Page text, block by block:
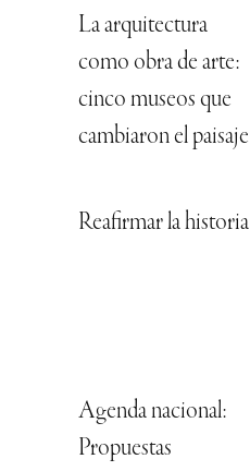
La arquitectura
como obra de arte:
cinco museos que
cambiaron el paisaje
Reafirmar la historia
Agenda nacional:
Propuestas